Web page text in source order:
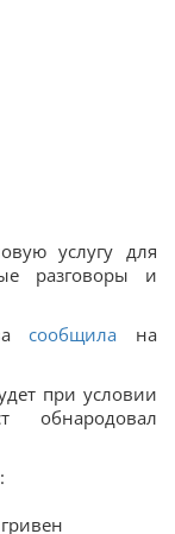
услугу для
разговоры и
сообщила на
при условии
обнародовал